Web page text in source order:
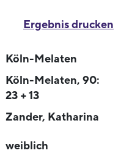
Ergebnis drucken
Köln-Melaten
Köln-Melaten, 90:
23 + 13
Zander, Katharina
weiblich